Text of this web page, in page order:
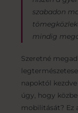
szabadon
mindig
Szeretné
napoktól
úgy, hogy
mobilitását? Ez